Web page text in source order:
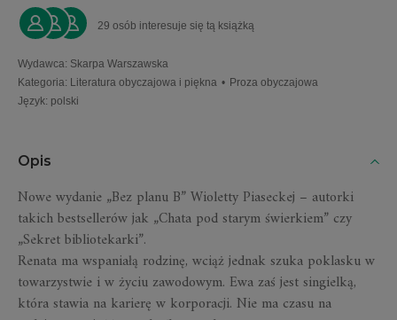
29 osób interesuje się tą książką
Wydawca: Skarpa Warszawska
Kategoria: Literatura obyczajowa i piękna • Proza obyczajowa
Język: polski
Opis
Nowe wydanie „Bez planu B” Wioletty Piaseckej – autorki
takich bestsellerów jak „Chata pod starym świerkiem” czy
„Sekret bibliotekarki”.
Renata ma wspaniałą rodzinę, wciąż jednak szuka poklasku w
towarzystwie i w życiu zawodowym. Ewa zaś jest singielką,
która stawia na karierę w korporacji. Nie ma czasu na